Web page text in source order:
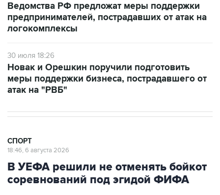
Ведомства РФ предложат меры поддержки
предпринимателей, пострадавших от атак на
логокомплексы
30 июля 18:26
Новак и Орешкин поручили подготовить
меры поддержки бизнеса, пострадавшего от
атак на "РВБ"
СПОРТ
18:46, 6 августа 2026
В УЕФА решили не отменять бойкот
соревнований под эгидой ФИФА